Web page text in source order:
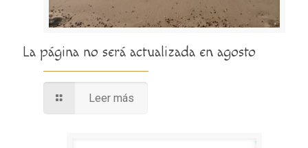
La página no será actualizada en agosto
Leer más